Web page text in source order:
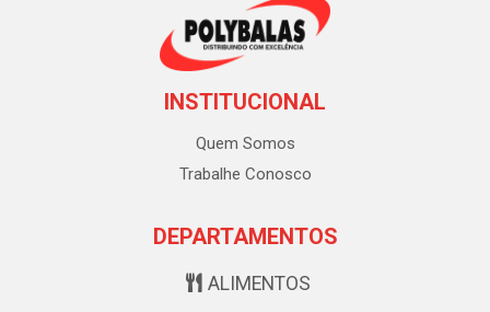
INSTITUCIONAL
Quem Somos
Trabalhe Conosco
DEPARTAMENTOS
ALIMENTOS